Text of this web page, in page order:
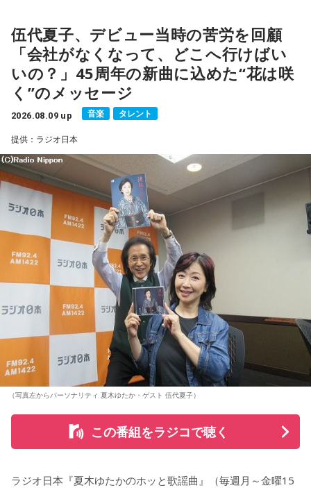
ることを明かした。また、歌手はレコーディングを終えた
後、自分自身が“演出家”となって楽曲を育てていく仕事でもあ
ると語り、長年培ってきた表現者としての思いを語った。
一方で、デビュー当時は決して順風満帆ではなかった。デビ
ューから間もなく所属レコード会社がなくなり、「どこへ行
けばいいの？」と途方に暮れたことや、芸名を何度も変えな
がら挑戦を続けてきた日々を振り返る。それでも諦めずに歌
い続けた経験が、45周年記念シングル「露天の花」に込めた
「どんな環境でも花は咲く」「その場所で咲く花がある」と
いうメッセージにつながっていると話した。人生は何度でも
立ち上がれるという応援歌は、自身の歩みそのものでもある
という。
さらに、趣味についてもトークを展開。愛犬と過ごす時間を
増やすために驚くべきあるものを購入したと言う。さて何を
購入したのか…？ 詳しくはradikoタイムフリーで！
伍代夏子、デビュー当時の苦労を回顧
「会社がなくなって、どこへ行けばい
いの？」45周年の新曲に込めた“花は咲
く”のメッセージ
2026.08.09 up 音楽 タレント
提供：ラジオ日本
（写真左からパーソナリティ 夏木ゆたか・ゲスト 伍代夏子）
この番組をラジコで聴く
ラジオ日本『夏木ゆたかのホッと歌謡曲』（毎週月～金曜15